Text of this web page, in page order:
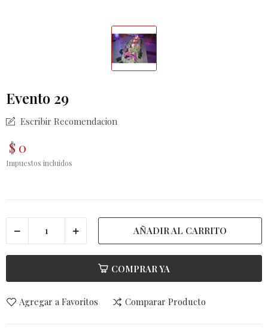
Evento 29
Escribir Recomendacion
$ 0
Impuestos incluidos
AÑADIR AL CARRITO
COMPRAR YA
Agregar a Favoritos Comparar Producto